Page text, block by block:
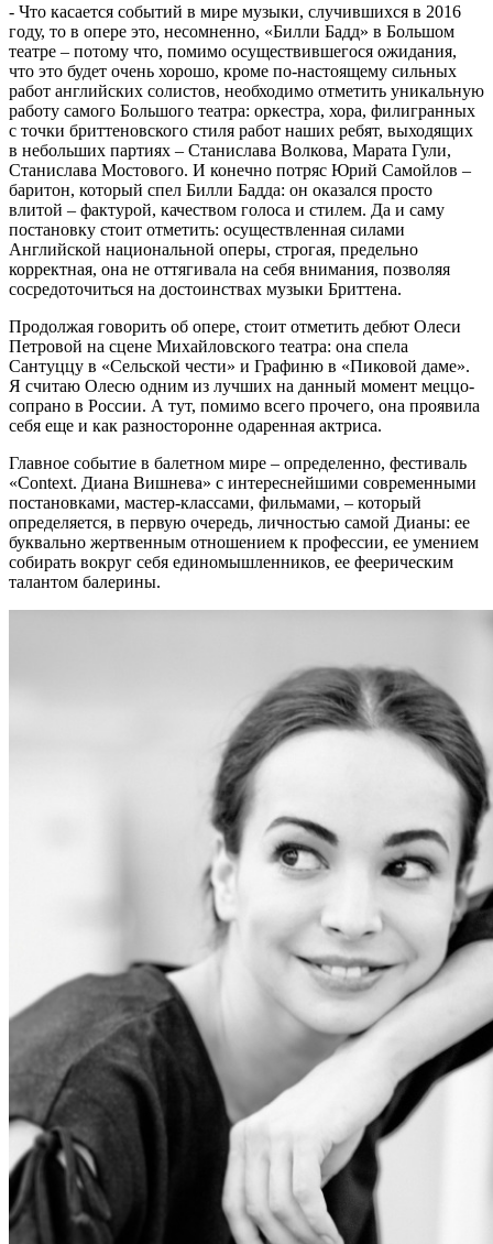
- Что касается событий в мире музыки, случившихся в 2016
году, то в опере это, несомненно, «Билли Бадд» в Большом
театре – потому что, помимо осуществившегося ожидания,
что это будет очень хорошо, кроме по-настоящему сильных
работ английских солистов, необходимо отметить уникальную
работу самого Большого театра: оркестра, хора, филигранных
с точки бриттеновского стиля работ наших ребят, выходящих
в небольших партиях – Станислава Волкова, Марата Гули,
Станислава Мостового. И конечно потряс Юрий Самойлов –
баритон, который спел Билли Бадда: он оказался просто
влитой – фактурой, качеством голоса и стилем. Да и саму
постановку стоит отметить: осуществленная силами
Английской национальной оперы, строгая, предельно
корректная, она не оттягивала на себя внимания, позволяя
сосредоточиться на достоинствах музыки Бриттена.
Продолжая говорить об опере, стоит отметить дебют Олеси
Петровой на сцене Михайловского театра: она спела
Сантуццу в «Сельской чести» и Графиню в «Пиковой даме».
Я считаю Олесю одним из лучших на данный момент меццо-
сопрано в России. А тут, помимо всего прочего, она проявила
себя еще и как разносторонне одаренная актриса.
Главное событие в балетном мире – определенно, фестиваль
«Context. Диана Вишнева» с интереснейшими современными
постановками, мастер-классами, фильмами, – который
определяется, в первую очередь, личностью самой Дианы: ее
буквально жертвенным отношением к профессии, ее умением
собирать вокруг себя единомышленников, ее феерическим
талантом балерины.